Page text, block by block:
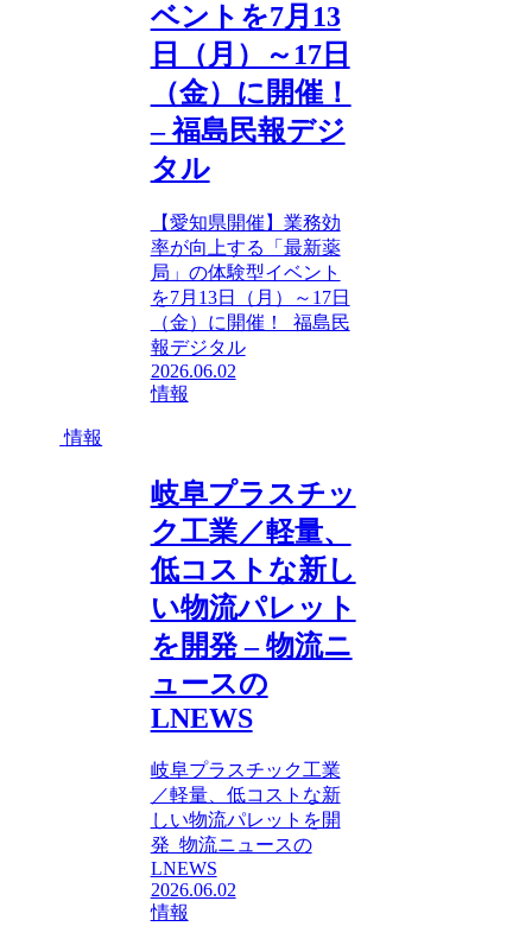
ベントを7月13
日（月）～17日
（金）に開催！
– 福島民報デジ
タル
【愛知県開催】業務効
率が向上する「最新薬
局」の体験型イベント
を7月13日（月）～17日
（金）に開催！ 福島民
報デジタル
2026.06.02
情報
情報
岐阜プラスチッ
ク工業／軽量、
低コストな新し
い物流パレット
を開発 – 物流ニ
ュースの
LNEWS
岐阜プラスチック工業
／軽量、低コストな新
しい物流パレットを開
発 物流ニュースの
LNEWS
2026.06.02
情報